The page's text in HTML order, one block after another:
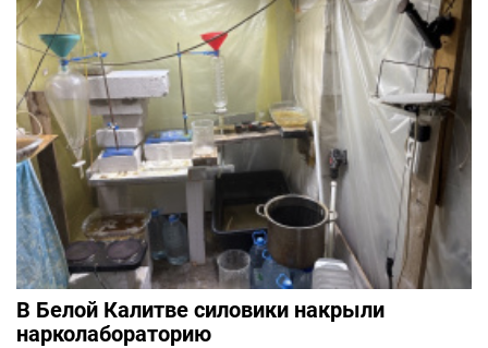
В Белой Калитве силовики накрыли
нарколабораторию